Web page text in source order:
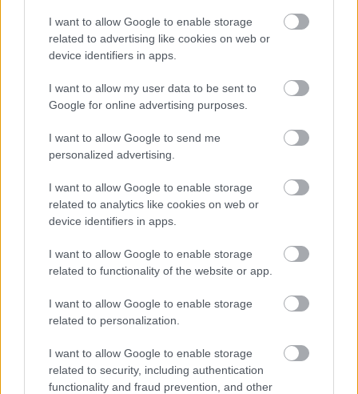
I want to allow Google to enable storage
related to advertising like cookies on web or
device identifiers in apps.
I want to allow my user data to be sent to
Google for online advertising purposes.
I want to allow Google to send me
personalized advertising.
I want to allow Google to enable storage
related to analytics like cookies on web or
device identifiers in apps.
I want to allow Google to enable storage
related to functionality of the website or app.
I want to allow Google to enable storage
related to personalization.
I want to allow Google to enable storage
related to security, including authentication
functionality and fraud prevention, and other
PODCASTS
«Εγώ είμαι η ανάπηρη, αυτοί είναι οι μ***ες» –
Η Maria Rolls χωρίς φίλτρο
με τον